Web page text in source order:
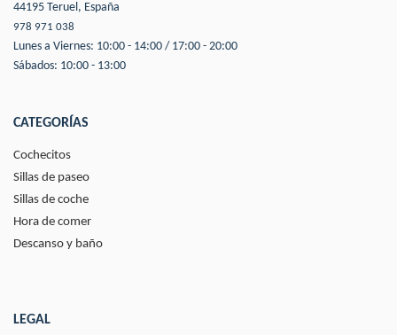
44195 Teruel, España
978 971 038
Lunes a Viernes: 10:00 - 14:00 / 17:00 - 20:00
Sábados: 10:00 - 13:00
CATEGORÍAS
Cochecitos
Sillas de paseo
Sillas de coche
Hora de comer
Descanso y baño
LEGAL